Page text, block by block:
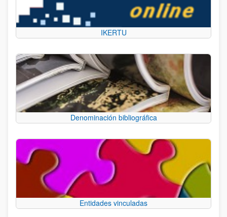
IKERTU
Denominación bibliográfica
Entidades vinculadas